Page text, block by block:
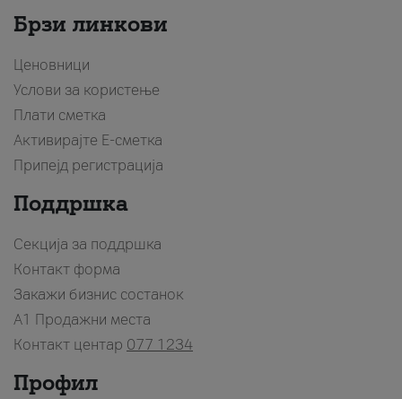
Брзи линкови
Ценовници
Услови за користење
Плати сметка
Активирајте Е-сметка
Припејд регистрација
Поддршка
Секција за поддршка
Контакт форма
Закажи бизнис состанок
A1 Продажни места
Контакт центар 077 1234
Профил